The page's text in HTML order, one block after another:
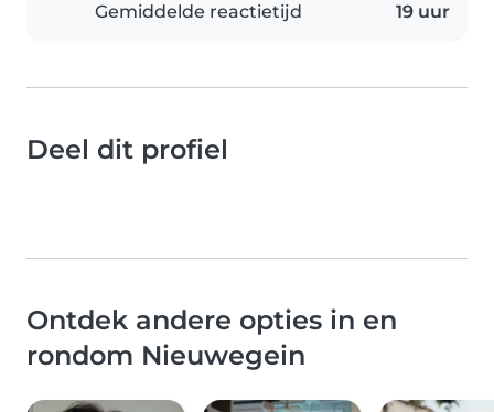
Gemiddelde reactietijd 19 uur
Deel dit profiel
Ontdek andere opties in en
rondom Nieuwegein